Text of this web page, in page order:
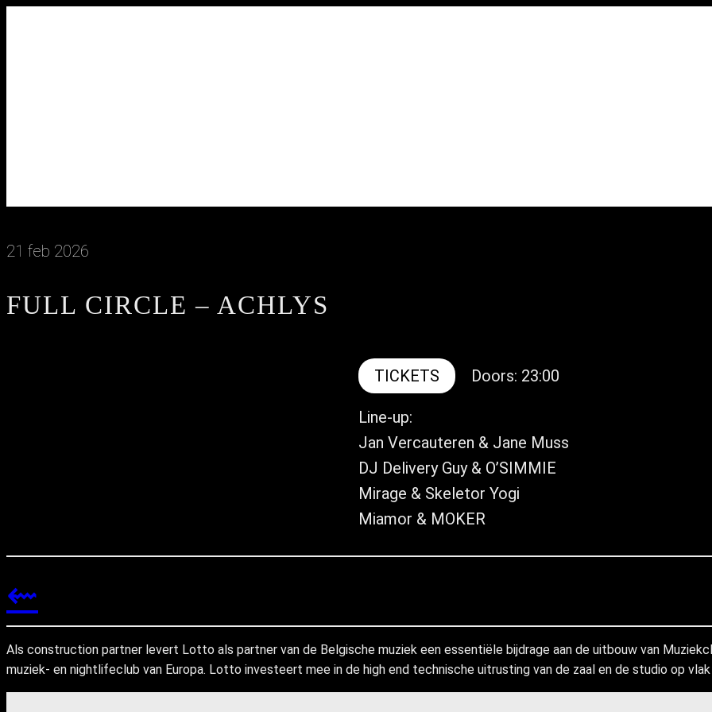
21 feb 2026
FULL CIRCLE – ACHLYS
TICKETS Doors: 23:00
Line-up:
Jan Vercauteren & Jane Muss
DJ Delivery Guy & O’SIMMIE
Mirage & Skeletor Yogi
Miamor & MOKER
⇜
Als construction partner levert Lotto als partner van de Belgische muziek een essentiële bijdrage aan de uitbouw van
muziek- en nightlifeclub van Europa. Lotto investeert mee in de high end technische uitrusting van de zaal en de studio op